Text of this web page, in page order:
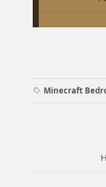
Minecraft